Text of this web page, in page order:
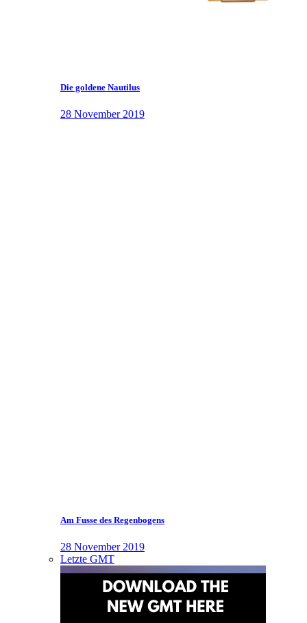
Die goldene Nautilus
28 November 2019
Am Fusse des Regenbogens
28 November 2019
Letzte GMT